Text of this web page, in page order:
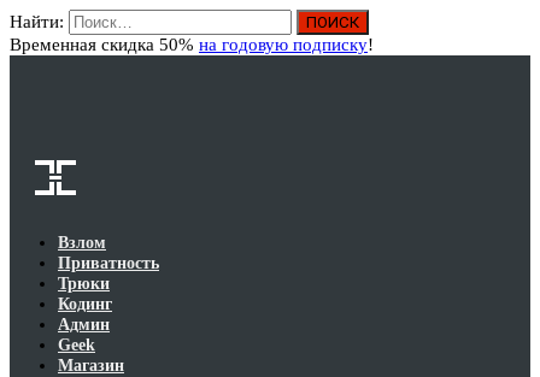
Найти:
Временная скидка 50% на годовую подписку!
Взлом
Приватность
Трюки
Кодинг
Админ
Geek
Магазин